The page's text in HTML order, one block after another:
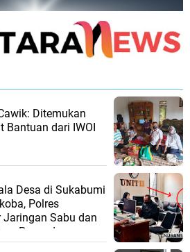
Ditemukan
Bantuan dari IWOI
Desa di Sukabumi
Polres
Sabu dan
Pengedar